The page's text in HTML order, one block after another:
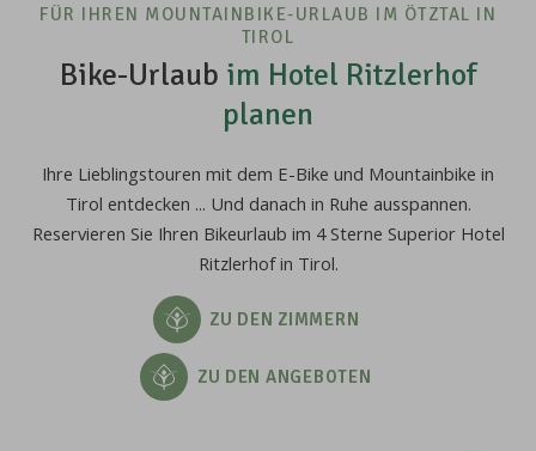
FÜR IHREN MOUNTAINBIKE-URLAUB IM ÖTZTAL IN
TIROL
Bike-Urlaub im Hotel Ritzlerhof
planen
Ihre Lieblingstouren mit dem E-Bike und Mountainbike in
Tirol entdecken ... Und danach in Ruhe ausspannen.
Reservieren Sie Ihren Bikeurlaub im 4 Sterne Superior Hotel
Ritzlerhof in Tirol.
ZU DEN ZIMMERN
ZU DEN ANGEBOTEN